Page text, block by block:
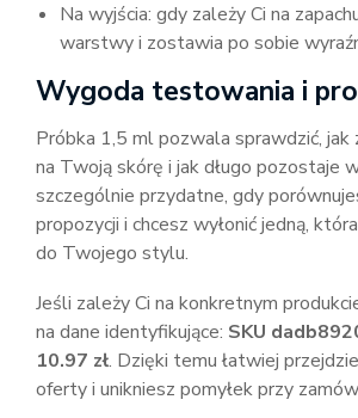
Na wyjścia: gdy zależy Ci na
warstwy i zostawia po sobie
Wygoda testowania i
Próbka 1,5 ml pozwala sprawdzić, jak
na Twoją skórę i jak długo pozostaje
szczególnie przydatne, gdy
propozycji i chcesz wyłonić jedną,
do Twojego stylu.
Jeśli zależy Ci na konkretnym
na dane identyfikujące: SKU
10.97 zł. Dzięki temu łatwiej
oferty i unikniesz pomyłek przy